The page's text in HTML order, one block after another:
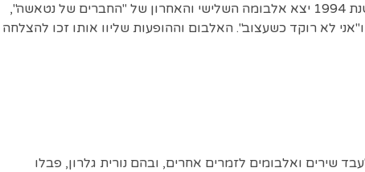
הילדים "התעוררות" ו"בית קפה של דינוזאורים". בשנת 1994 יצא אלבומה השלישי והאחרון של "החברים של נטאשה",
ו"אני לא רוקד כשעצוב". האלבום וההופעות שליוו אותו זכו להצלחה
שירים ואלבומים לזמרים אחרים, ובהם נורית גלרון, פבלו